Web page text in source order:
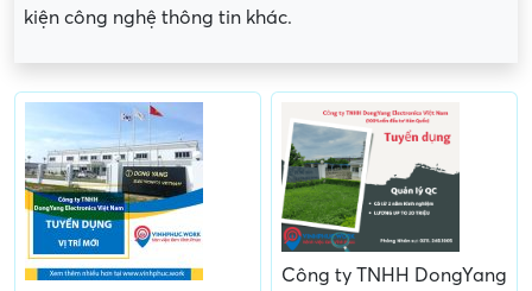
kiện công nghệ thông tin khác.
Công ty TNHH DongYang